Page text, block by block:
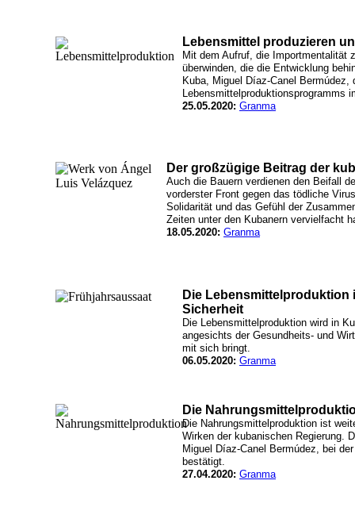
Lebensmittel produzieren
Mit dem Aufruf, die Importmentalität
überwinden, die die Entwicklung
Kuba, Miguel Díaz-Canel Bermúdez,
Lebensmittelproduktionsprogramms
25.05.2020: Granma
Der großzügige Beitrag der
Auch die Bauern verdienen den Beifall
vorderster Front gegen das tödliche
Solidarität und das Gefühl der
Zeiten unter den Kubanern vervielfacht
18.05.2020: Granma
Die Lebensmittelproduktion
Sicherheit
Die Lebensmittelproduktion wird in
angesichts der Gesundheits- und
mit sich bringt.
06.05.2020: Granma
Die
Die Nahrungsmittelproduktion ist
Wirken der kubanischen Regierung.
Miguel Díaz-Canel Bermúdez, bei
bestätigt.
27.04.2020: Granma